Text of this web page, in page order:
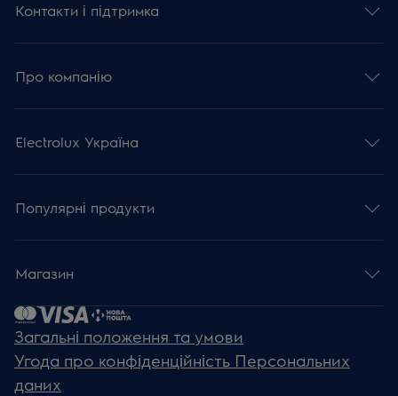
Контакти і підтримка
Про компанію
Electrolux Україна
Популярні продукти
Магазин
Загальні положення та умови
Угода про конфіденційність Персональних
даних